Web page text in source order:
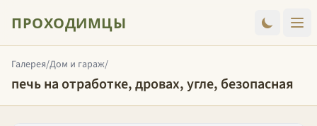
ПРОХОДИМЦЫ
Галерея/Дом и гараж/
печь на отработке, дровах, угле, безопасная